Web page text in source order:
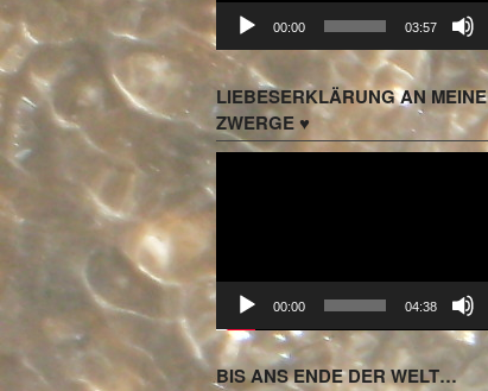
00:00 03:57
LIEBESERKLÄRUNG AN MEINE
ZWERGE ♥
Video-
Player
00:00 04:38
BIS ANS ENDE DER WELT…